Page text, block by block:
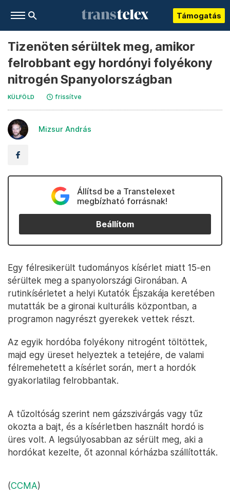
Támogatás
Tizenöten sérültek meg, amikor
felrobbant egy hordónyi folyékony
nitrogén Spanyolországban
KÜLFÖLD frissítve
Mizsur András
Állítsd be a Transtelexet
megbízható forrásnak!
Beállítom
Egy félresikerült tudományos kísérlet miatt 15-en
sérültek meg a spanyolországi Gironában. A
rutinkísérletet a helyi Kutatók Éjszakája keretében
mutatták be a gironai kulturális központban, a
programon nagyrészt gyerekek vettek részt.
Az egyik hordóba folyékony nitrogént töltöttek,
majd egy üreset helyeztek a tetejére, de valami
félremehetett a kísérlet során, mert a hordók
gyakorlatilag felrobbantak.
A tűzoltóság szerint nem gázszivárgás vagy tűz
okozta a bajt, és a kísérletben használt hordó is
üres volt. A legsúlyosabban az sérült meg, aki a
hordókat kezelte, őt azonnal kórházba szállították.
(CCMA)